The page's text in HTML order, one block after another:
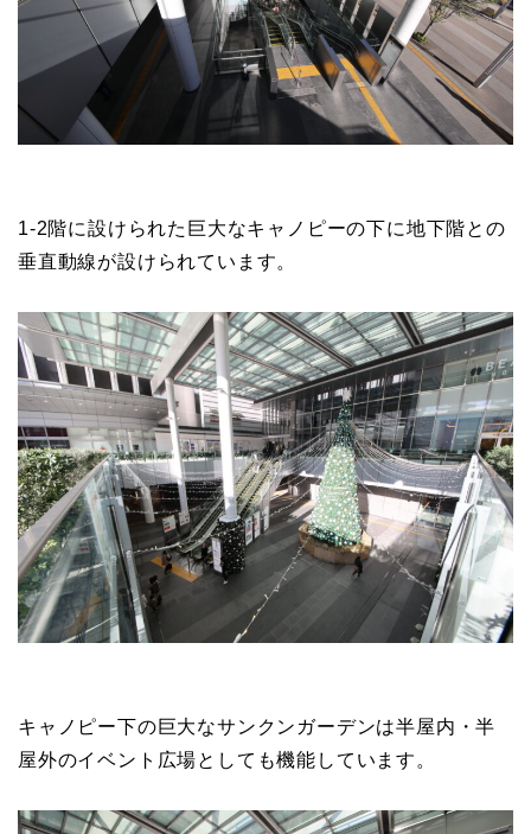
1-2階に設けられた巨大なキャノピーの下に地下階との
垂直動線が設けられています。
キャノピー下の巨大なサンクンガーデンは半屋内・半
屋外のイベント広場としても機能しています。